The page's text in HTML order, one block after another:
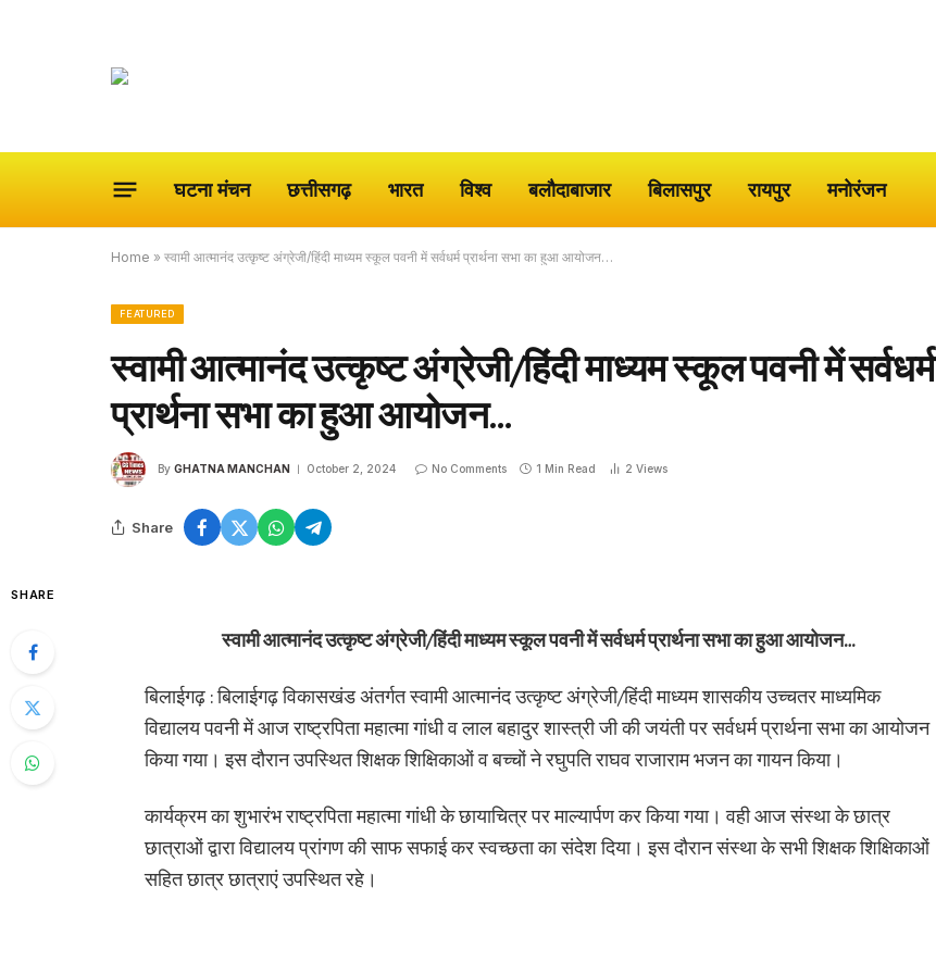
घटना मंचन छत्तीसगढ़ भारत विश्व बलौदाबाजार बिलासपुर रायपुर मनोरंजन
Home » स्वामी आत्मानंद उत्कृष्ट अंग्रेजी/हिंदी माध्यम स्कूल पवनी में सर्वधर्म प्रार्थना सभा का हुआ आयोजन…
FEATURED
स्वामी आत्मानंद उत्कृष्ट अंग्रेजी/हिंदी माध्यम स्कूल पवनी में सर्वधर्म
प्रार्थना सभा का हुआ आयोजन…
By GHATNA MANCHAN October 2, 2024 No Comments 1 Min Read 2 Views
Share
SHARE
स्वामी आत्मानंद उत्कृष्ट अंग्रेजी/हिंदी माध्यम स्कूल पवनी में सर्वधर्म प्रार्थना सभा का हुआ आयोजन…
बिलाईगढ़ : बिलाईगढ़ विकासखंड अंतर्गत स्वामी आत्मानंद उत्कृष्ट अंग्रेजी/हिंदी माध्यम शासकीय उच्चतर माध्यमिक
विद्यालय पवनी में आज राष्ट्रपिता महात्मा गांधी व लाल बहादुर शास्त्री जी की जयंती पर सर्वधर्म प्रार्थना सभा का आयोजन
किया गया। इस दौरान उपस्थित शिक्षक शिक्षिकाओं व बच्चों ने रघुपति राघव राजाराम भजन का गायन किया।
कार्यक्रम का शुभारंभ राष्ट्रपिता महात्मा गांधी के छायाचित्र पर माल्यार्पण कर किया गया। वही आज संस्था के छात्र
छात्राओं द्वारा विद्यालय प्रांगण की साफ सफाई कर स्वच्छता का संदेश दिया। इस दौरान संस्था के सभी शिक्षक शिक्षिकाओं
सहित छात्र छात्राएं उपस्थित रहे।